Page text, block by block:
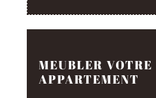
MEUBLER VOTRE
APPARTEMENT